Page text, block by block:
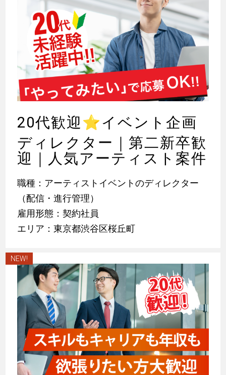
20代歓迎 ⭐イベント企画
ディレクター｜第二新卒歓
迎｜人気アーティスト案件
職種：アーティストイベントのディレクター
（配信・進行管理）
雇用形態：契約社員
エリア：東京都渋谷区桜丘町
NEW!